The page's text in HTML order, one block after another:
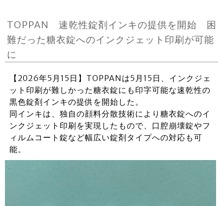
TOPPAN 速乾性錠剤インキの提供を開始 困
難だった糖衣錠へのインクジェット印刷が可能
に
【2026年5月15日】TOPPANは5月15日、インクジェ
ット印刷が難しかった糖衣錠にも印字可能な速乾性の
黒色錠剤インキの提供を開始した。
同インキは、独自の顔料分散技術により糖衣錠へのイ
ンクジェット印刷を実現したもので、口腔崩壊錠やフ
ィルムコート錠など幅広い錠剤タイプへの対応も可
能。